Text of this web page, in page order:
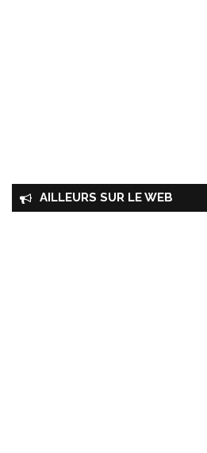
AILLEURS SUR LE WEB